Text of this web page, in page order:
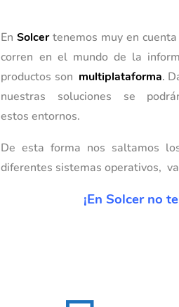
En Solcer tenemos muy en
corren en el mundo de la
productos son multiplataforma.
nuestras soluciones se
estos entornos.
De esta forma nos saltamos
diferentes sistemas operativos,
¡En Solcer no